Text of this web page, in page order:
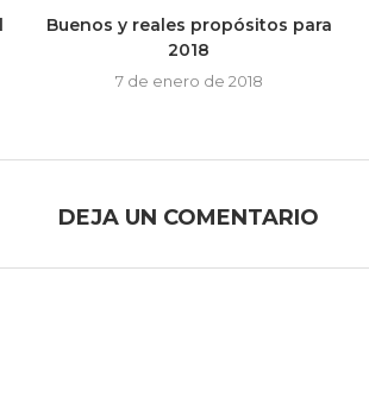
Buenos y reales propósitos para
2018
7 de enero de 2018
DEJA UN COMENTARIO